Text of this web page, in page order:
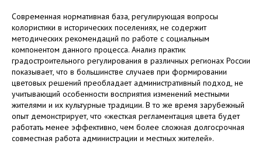
Современная нормативная база, регулирующая вопросы
колористики в исторических поселениях, не содержит
методических рекомендаций по работе с социальным
компонентом данного процесса. Анализ практик
градостроительного регулирования в различных регионах России
показывает, что в большинстве случаев при формировании
цветовых решений преобладает административный подход, не
учитывающий особенности восприятия изменений местными
жителями и их культурные традиции. В то же время зарубежный
опыт демонстрирует, что «жесткая регламентация цвета будет
работать менее эффективно, чем более сложная долгосрочная
совместная работа администрации и местных жителей».